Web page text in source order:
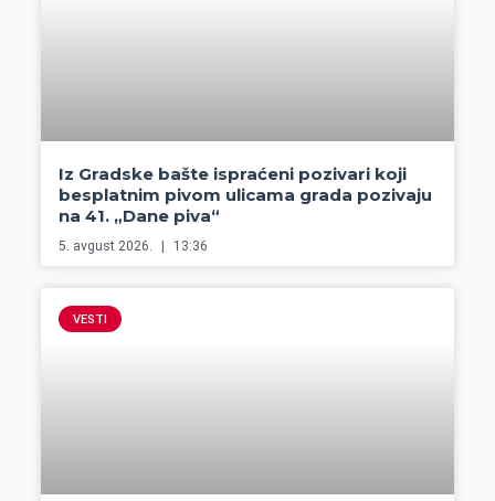
Iz Gradske bašte ispraćeni pozivari koji
besplatnim pivom ulicama grada pozivaju
na 41. „Dane piva“
5. avgust 2026. 13:36
VESTI